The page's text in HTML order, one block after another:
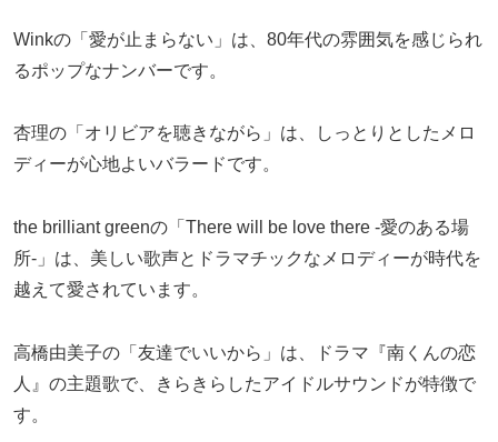
Winkの「愛が止まらない」は、80年代の雰囲気を感じられ
るポップなナンバーです。
杏理の「オリビアを聴きながら」は、しっとりとしたメロ
ディーが心地よいバラードです。
the brilliant greenの「There will be love there -愛のある場
所-」は、美しい歌声とドラマチックなメロディーが時代を
越えて愛されています。
高橋由美子の「友達でいいから」は、ドラマ『南くんの恋
人』の主題歌で、きらきらしたアイドルサウンドが特徴で
す。